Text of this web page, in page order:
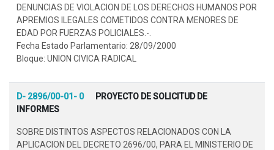
DENUNCIAS DE VIOLACION DE LOS DERECHOS HUMANOS POR
APREMIOS ILEGALES COMETIDOS CONTRA MENORES DE
EDAD POR FUERZAS POLICIALES.-.
Fecha Estado Parlamentario: 28/09/2000
Bloque: UNION CIVICA RADICAL
D- 2896/00-01- 0
PROYECTO DE SOLICITUD DE
INFORMES
SOBRE DISTINTOS ASPECTOS RELACIONADOS CON LA
APLICACION DEL DECRETO 2696/00, PARA EL MINISTERIO DE